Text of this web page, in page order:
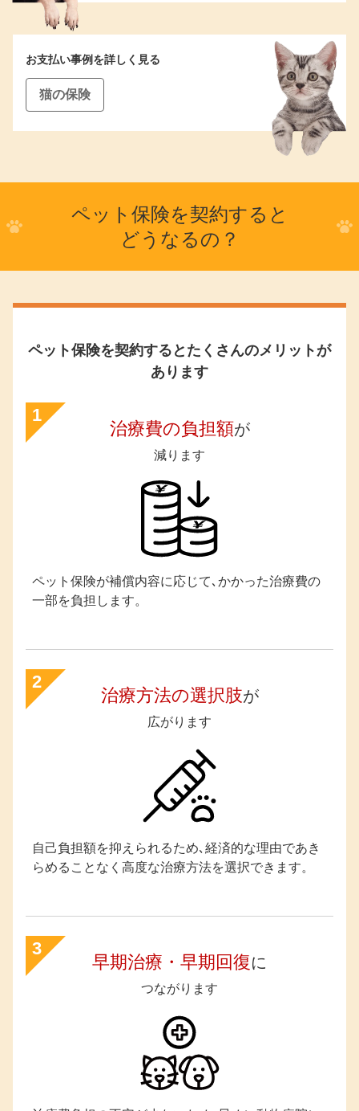
お支払い事例を詳しく見る
猫の保険
ペット保険を契約すると
どうなるの？
ペット保険を契約するとたくさんのメリットが
あります
1
治療費の負担額が
減ります
ペット保険が補償内容に応じて､かかった治療費の
一部を負担します。
2
治療方法の選択肢が
広がります
自己負担額を抑えられるため､経済的な理由であき
らめることなく高度な治療方法を選択できます。
3
早期治療・早期回復に
つながります